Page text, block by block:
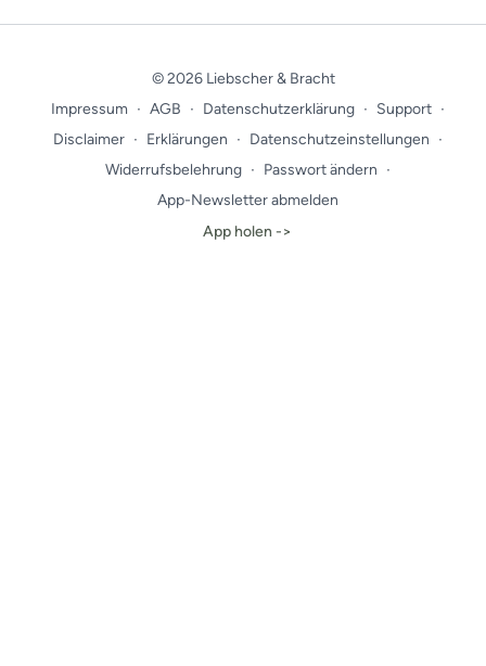
© 2026 Liebscher & Bracht
Impressum ∙ AGB ∙ Datenschutzerklärung ∙ Support ∙
Disclaimer ∙ Erklärungen ∙ Datenschutzeinstellungen ∙
Widerrufsbelehrung ∙ Passwort ändern ∙
App-Newsletter abmelden
App holen ->